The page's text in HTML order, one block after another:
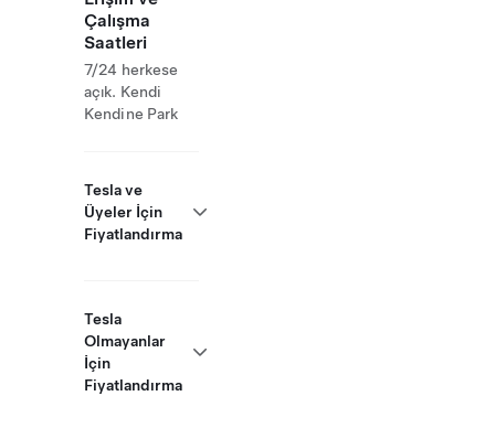
Çalışma
Saatleri
7/24 herkese
açık. Kendi
Kendine Park
Tesla ve
Üyeler İçin
Fiyatlandırma
Tesla
Olmayanlar
İçin
Fiyatlandırma